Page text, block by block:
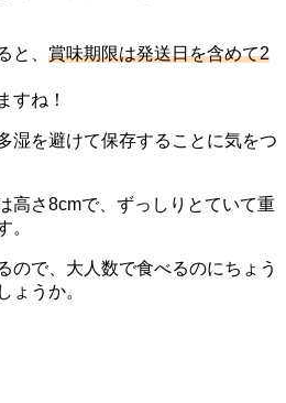
と、 賞味期限は発送日を含めて2
すね！
湿を避けて保存することに気をつ
高さ8cmで、ずっしりとていて重
。
ので、大人数で食べるのにちょう
ょうか。